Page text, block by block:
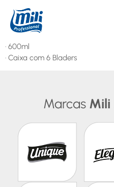
· 600ml
· Caixa com 6 Bladers
Marcas Mili